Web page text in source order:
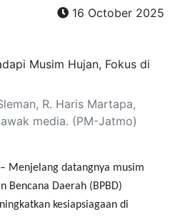
16 October 2025
R. Haris Martapa,
media. (PM-Jatmo)
Menjelang datangnya musim
Bencana Daerah (BPBD)
kesiapsiagaan di